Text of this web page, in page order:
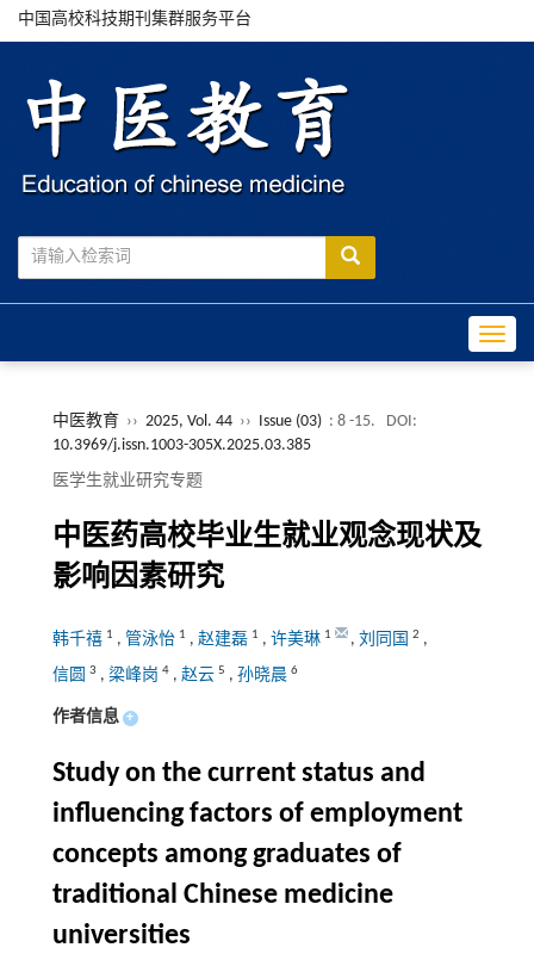
中国高校科技期刊集群服务平台
中医教育 ›› 2025, Vol. 44 ›› Issue (03) : 8 -15.
DOI:
10.3969/j.issn.1003-305X.2025.03.385
医学生就业研究专题
中医药高校毕业生就业观念现状及
影响因素研究
韩千禧 1 , 管泳怡 1 , 赵建磊 1 , 许美琳 1 , 刘同国 2 ,
信圆 3 , 梁峰岗 4, 赵云 5 , 孙晓晨 6
作者信息 +
Study on the current status and
influencing factors of employment
concepts among graduates of
traditional Chinese medicine
universities